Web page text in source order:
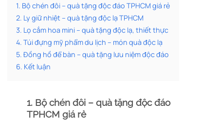
1. Bộ chén đôi – quà tặng độc đáo TPHCM giá rẻ
2. Ly giữ nhiệt – quà tặng độc lạ TPHCM
3. Lọ cắm hoa mini – quà tặng độc lạ, thiết thực
4. Túi đựng mỹ phẩm du lịch – món quà độc lạ
5. Đồng hồ để bàn – quà tặng lưu niệm độc đáo
6. Kết luận
1. Bộ chén đôi – quà tặng độc đáo
TPHCM giá rẻ